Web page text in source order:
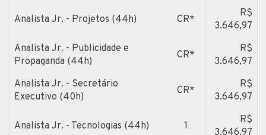
Analista Jr. - Projetos (44h) CR*
R$
3.646,97
Analista Jr. - Publicidade e
Propaganda (44h)
CR*
R$
3.646,97
Analista Jr. - Secretário
Executivo (40h)
CR*
R$
3.646,97
Analista Jr. - Tecnologias (44h) 1
R$
3.646,97